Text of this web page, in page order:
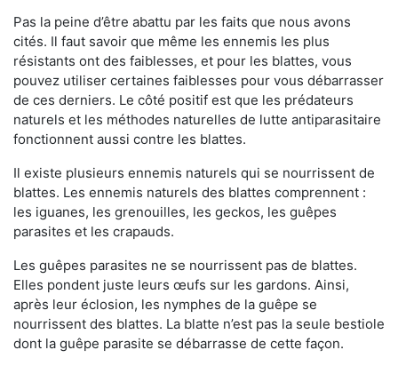
Pas la peine d’être abattu par les faits que nous avons
cités. Il faut savoir que même les ennemis les plus
résistants ont des faiblesses, et pour les blattes, vous
pouvez utiliser certaines faiblesses pour vous débarrasser
de ces derniers. Le côté positif est que les prédateurs
naturels et les méthodes naturelles de lutte antiparasitaire
fonctionnent aussi contre les blattes.
Il existe plusieurs ennemis naturels qui se nourrissent de
blattes. Les ennemis naturels des blattes comprennent :
les iguanes, les grenouilles, les geckos, les guêpes
parasites et les crapauds.
Les guêpes parasites ne se nourrissent pas de blattes.
Elles pondent juste leurs œufs sur les gardons. Ainsi,
après leur éclosion, les nymphes de la guêpe se
nourrissent des blattes. La blatte n’est pas la seule bestiole
dont la guêpe parasite se débarrasse de cette façon.